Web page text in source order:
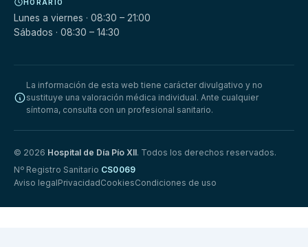
HORARIO
Lunes a viernes · 08:30 – 21:00
Sábados · 08:30 – 14:30
La información de esta web tiene carácter divulgativo y no
sustituye una valoración médica individual. Ante cualquier
síntoma, consulta con un profesional sanitario.
© 2026 Hospital de Día Pío XII. Todos los derechos reservados.
Nº Registro Sanitario CS0069
Aviso legalPrivacidadCookiesCondiciones de uso